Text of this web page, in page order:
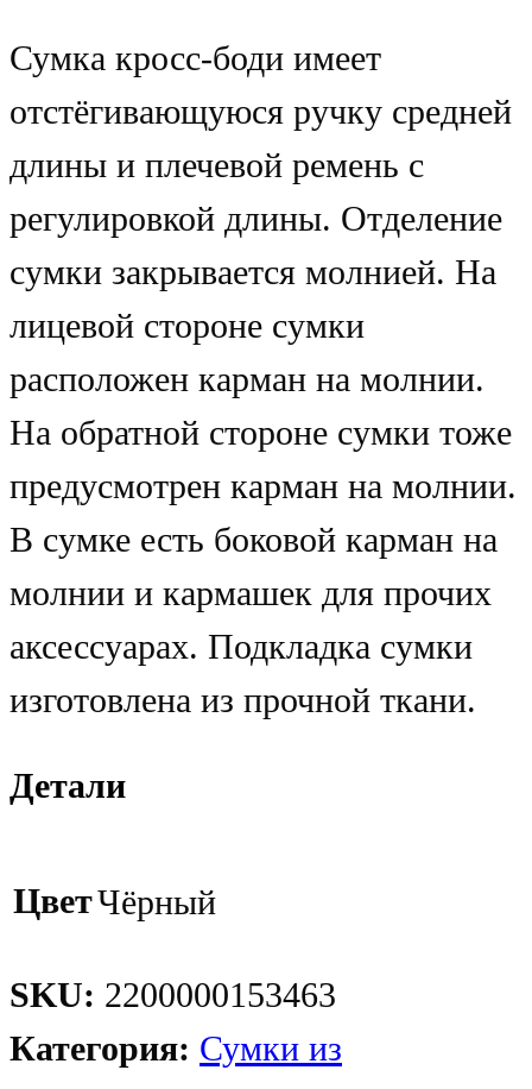
Сумка кросс-боди имеет
отстёгивающуюся ручку средней
длины и плечевой ремень с
регулировкой длины. Отделение
сумки закрывается молнией. На
лицевой стороне сумки
расположен карман на молнии.
На обратной стороне сумки тоже
предусмотрен карман на молнии.
В сумке есть боковой карман на
молнии и кармашек для прочих
аксессуарах. Подкладка сумки
изготовлена из прочной ткани.
Детали
ЦветЧёрный
SKU: 2200000153463
Категория: Сумки из